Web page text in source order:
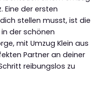
Eine der ersten
stellen musst, ist die
der schönen
mit Umzug Klein aus
Partner an deiner
reibungslos zu